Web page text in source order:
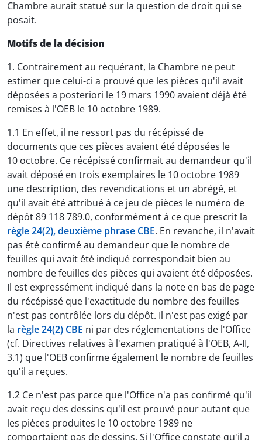
Chambre aurait statué sur la question de droit qui se
posait.
Motifs de la décision
1. Contrairement au requérant, la Chambre ne peut
estimer que celui-ci a prouvé que les pièces qu'il avait
déposées a posteriori le 19 mars 1990 avaient déjà été
remises à l'OEB le 10 octobre 1989.
1.1 En effet, il ne ressort pas du récépissé de
documents que ces pièces avaient été déposées le
10 octobre. Ce récépissé confirmait au demandeur qu'il
avait déposé en trois exemplaires le 10 octobre 1989
une description, des revendications et un abrégé, et
qu'il avait été attribué à ce jeu de pièces le numéro de
dépôt 89 118 789.0, conformément à ce que prescrit la
règle 24(2), deuxième phrase CBE. En revanche, il n'avait
pas été confirmé au demandeur que le nombre de
feuilles qui avait été indiqué correspondait bien au
nombre de feuilles des pièces qui avaient été déposées.
Il est expressément indiqué dans la note en bas de page
du récépissé que l'exactitude du nombre des feuilles
n'est pas contrôlée lors du dépôt. Il n'est pas exigé par
la règle 24(2) CBE ni par des réglementations de l'Office
(cf. Directives relatives à l'examen pratiqué à l'OEB, A-II,
3.1) que l'OEB confirme également le nombre de feuilles
qu'il a reçues.
1.2 Ce n'est pas parce que l'Office n'a pas confirmé qu'il
avait reçu des dessins qu'il est prouvé pour autant que
les pièces produites le 10 octobre 1989 ne
comportaient pas de dessins. Si l'Office constate qu'il a